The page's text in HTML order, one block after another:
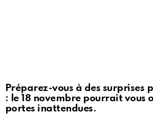
Préparez-vous à des surprises
: le 18 novembre pourrait vous
portes inattendues.